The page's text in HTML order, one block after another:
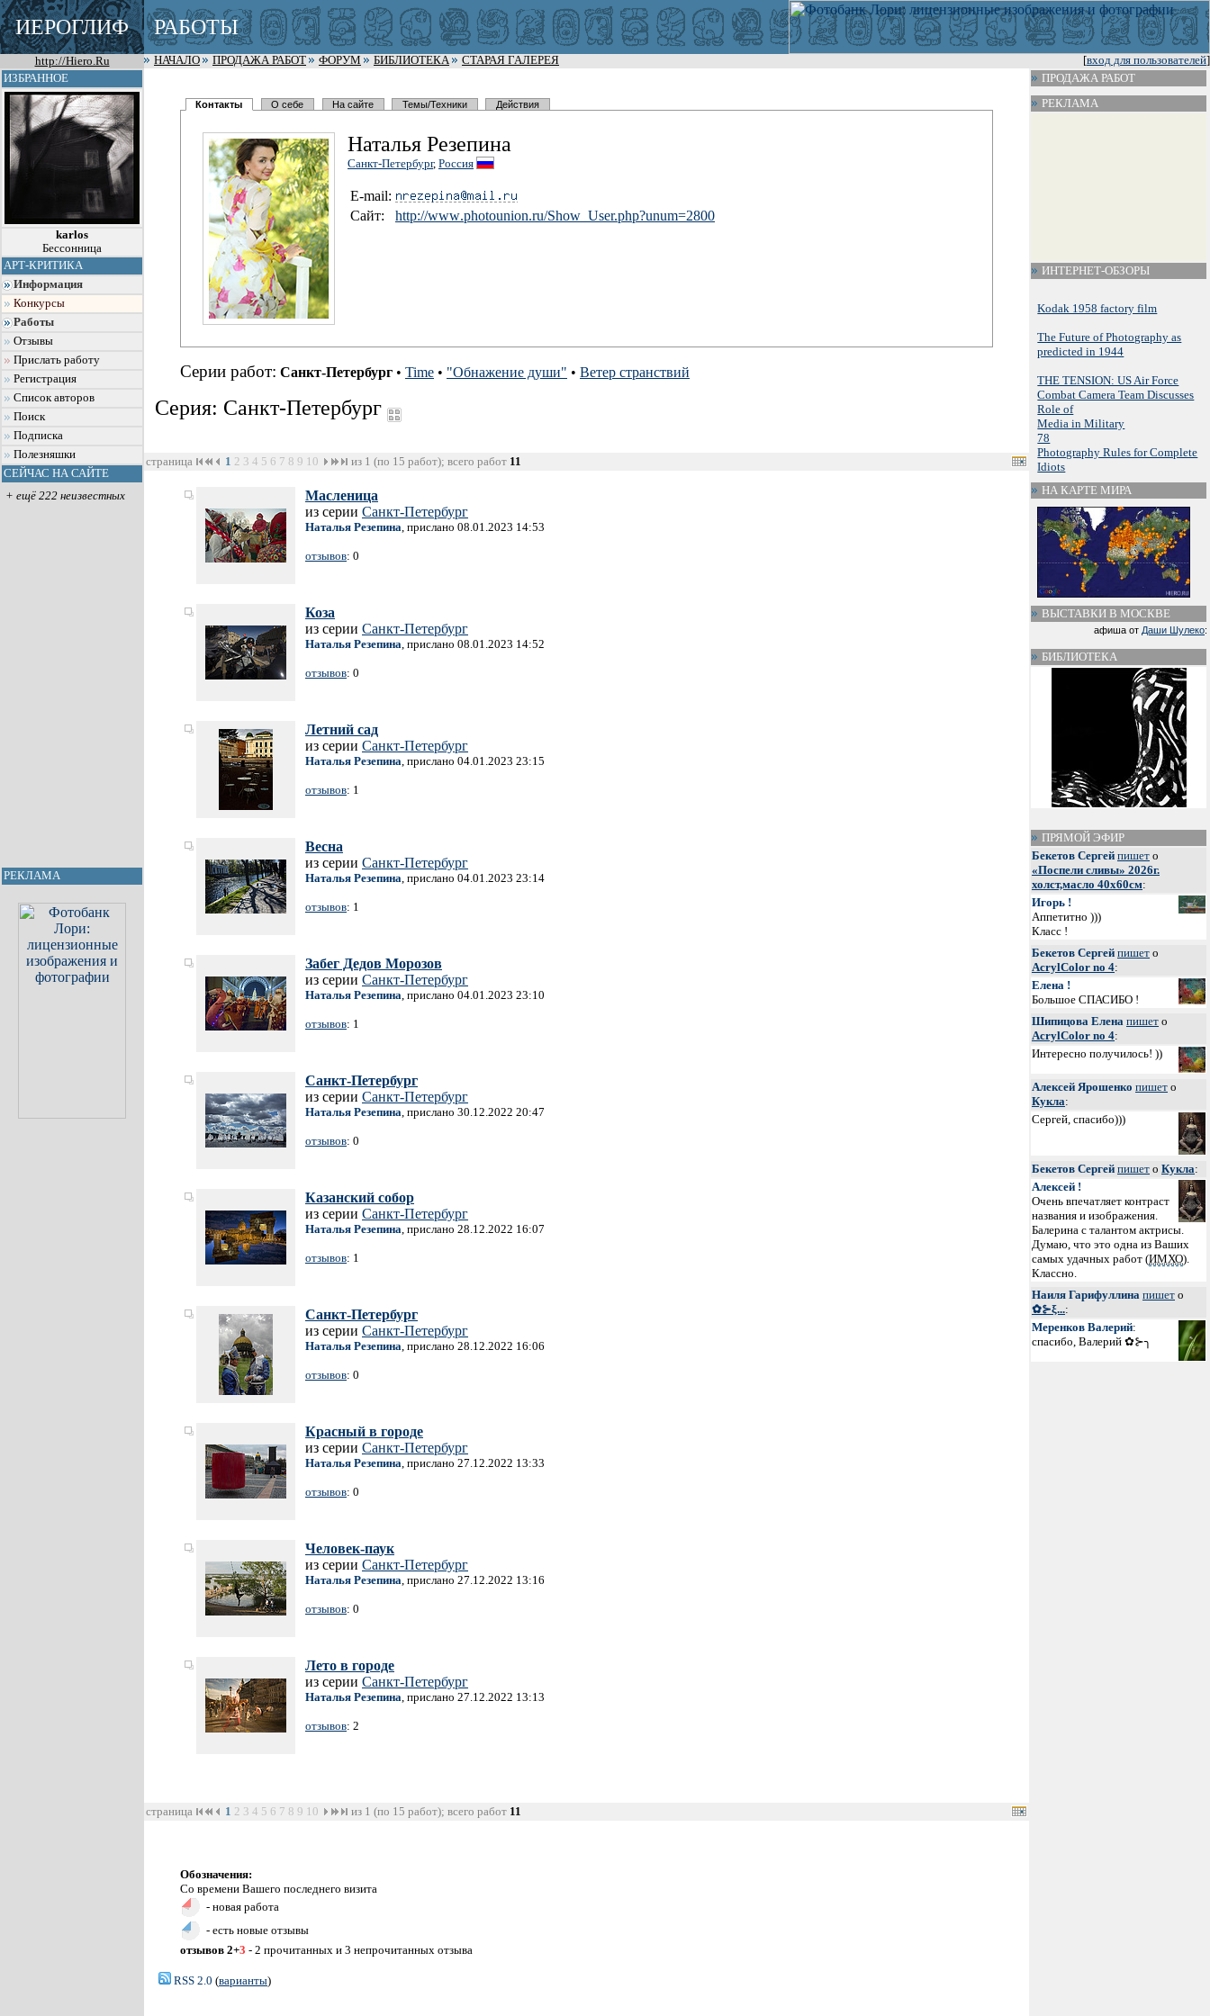
ИЕРОГЛИФ РАБОТЫ
http://Hiero.Ru [вход для пользователей]
НАЧАЛО ПРОДАЖА РАБОТ ФОРУМ БИБЛИОТЕКА
СТАРАЯ ГАЛЕРЕЯ
ИЗБРАННОЕ
karlos
Бессонница
АРТ-КРИТИКА
Информация
Конкурсы
Работы
Отзывы
Прислать работу
Регистрация
Список авторов
Поиск
Подписка
Полезняшки
СЕЙЧАС НА САЙТЕ
+ ещё 222 неизвестных
РЕКЛАМА
Контакты О себе На сайте Темы/Техники Действия
Наталья Резепина
Санкт-Петербург, Россия
E-mail:
Сайт:
http://www.photounion.ru/Show_ User.php?unum=2800
Серии работ: Санкт-Петербург • Time • "Обнажение души" • Ветер странствий
Серия: Санкт-Петербург
страница 1 2 3 4 5 6 7 8 9 10 из 1 (по 15 работ); всего работ 11
Масленица
из серии Санкт-Петербург
Наталья Резепина, прислано 08.01.2023 14:53
отзывов: 0
Коза
из серии Санкт-Петербург
Наталья Резепина, прислано 08.01.2023 14:52
отзывов: 0
Летний сад
из серии Санкт-Петербург
Наталья Резепина, прислано 04.01.2023 23:15
отзывов: 1
Весна
из серии Санкт-Петербург
Наталья Резепина, прислано 04.01.2023 23:14
отзывов: 1
Забег Дедов Морозов
из серии Санкт-Петербург
Наталья Резепина, прислано 04.01.2023 23:10
отзывов: 1
Санкт-Петербург
из серии Санкт-Петербург
Наталья Резепина, прислано 30.12.2022 20:47
отзывов: 0
Казанский собор
из серии Санкт-Петербург
Наталья Резепина, прислано 28.12.2022 16:07
отзывов: 1
Санкт-Петербург
из серии Санкт-Петербург
Наталья Резепина, прислано 28.12.2022 16:06
отзывов: 0
Красный в городе
из серии Санкт-Петербург
Наталья Резепина, прислано 27.12.2022 13:33
отзывов: 0
Человек-паук
из серии Санкт-Петербург
Наталья Резепина, прислано 27.12.2022 13:16
отзывов: 0
Лето в городе
из серии Санкт-Петербург
Наталья Резепина, прислано 27.12.2022 13:13
отзывов: 2
страница 1 2 3 4 5 6 7 8 9 10 из 1 (по 15 работ); всего работ 11
Обозначения:
Со времени Вашего последнего визита
- новая работа
- есть новые отзывы
отзывов 2+3 - 2 прочитанных и 3 непрочитанных отзыва
RSS 2.0 (варианты)
ПРОДАЖА РАБОТ
РЕКЛАМА
ИНТЕРНЕТ-ОБЗОРЫ
Kodak 1958 factory film
The Future of Photography as
predicted in 1944
THE TENSION: US Air Force
Combat Camera Team Discusses
Role of
Media in Military
78
Photography Rules for Complete
Idiots
НА КАРТЕ МИРА
ВЫСТАВКИ В МОСКВЕ
афиша от Даши Шулеко:
БИБЛИОТЕКА
ПРЯМОЙ ЭФИР
Бекетов Сергей пишет о
«Поспели сливы» 2026г.
холст,масло 40х60см:
Игорь !
Аппетитно )))
Класс !
Бекетов Сергей пишет о
AcrylColor no 4:
Елена !
Большое СПАСИБО !
Шипицова Елена пишет о
AcrylColor no 4:
Интересно получилось! ))
Алексей Ярошенко пишет о
Кукла:
Сергей, спасибо)))
Бекетов Сергей пишет о Кукла:
Алексей !
Очень впечатляет контраст
названия и изображения.
Балерина с талантом актрисы.
Думаю, что это одна из Ваших
самых удачных работ (ИМХО).
Классно.
Наиля Гарифуллина пишет о
✿⊱ξ...:
Меренков Валерий:
спасибо, Валерий ✿⊱╮